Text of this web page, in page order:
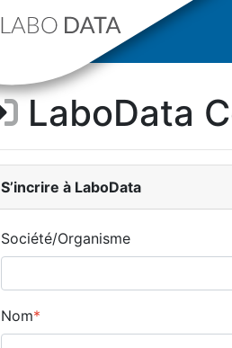
LaboData
S’incrire à LaboData
Société/Organisme
Nom*